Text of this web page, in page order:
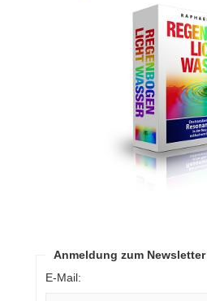
Anmeldung zum Newsletter
E-Mail: